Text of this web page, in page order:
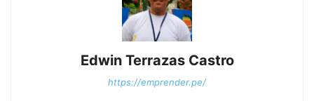
Edwin Terrazas Castro
https://emprender.pe/